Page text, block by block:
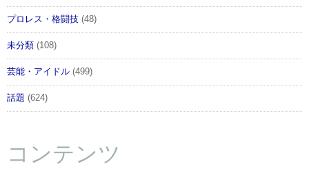
プロレス・格闘技 (48)
未分類 (108)
芸能・アイドル (499)
話題 (624)
コンテンツ